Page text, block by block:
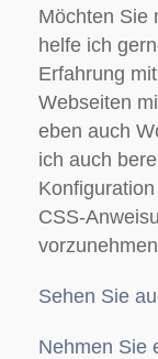
Möchten Sie
helfe ich
Erfahrung
Webseiten
eben auch
ich auch
CSS-
Sehen Sie
Nehmen Sie